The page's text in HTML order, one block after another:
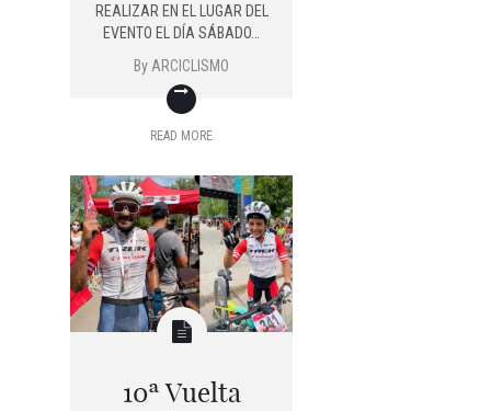
REALIZAR EN EL LUGAR DEL
EVENTO EL DÍA SÁBADO…
ByARCICLISMO
READ MORE
10ª Vuelta